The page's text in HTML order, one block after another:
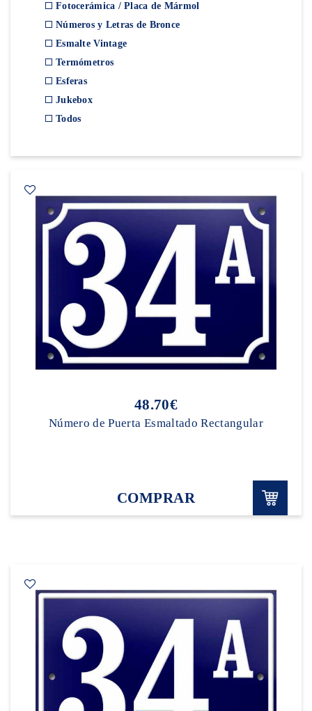
Fotocerámica / Placa de Mármol
Números y Letras de Bronce
Esmalte Vintage
Termómetros
Esferas
Jukebox
Todos
48.70€
Número de Puerta Esmaltado Rectangular
COMPRAR